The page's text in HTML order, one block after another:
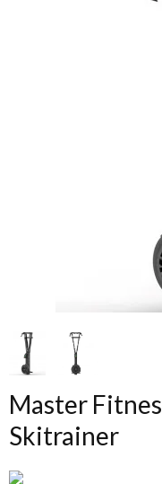
Master
Skitrainer